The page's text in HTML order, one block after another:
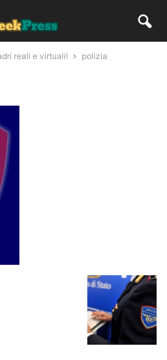
reali e virtuali! polizia